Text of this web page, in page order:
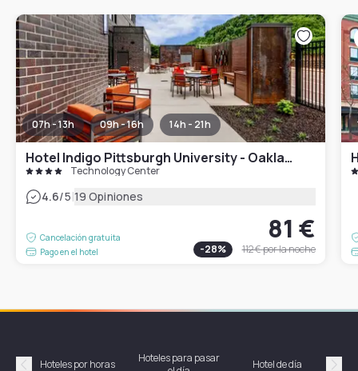
07h - 13h 09h - 16h 14h - 21h
Hotel Indigo Pittsburgh University - Oakland
Technology Center
4.6/5|19 Opiniones
Cancelación gratuita
Pago en el hotel
81 €
-28% 112 €por la noche
Hoteles por horas
Hoteles para pasar
Hotel de día